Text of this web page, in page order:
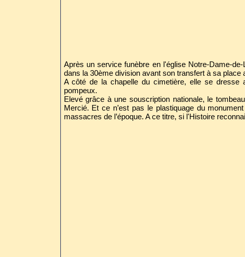
Après un service funèbre en l'église Notre-Dame-
dans la 30ème division avant son transfert à sa
A côté de la chapelle du cimetière, elle se dresse
pompeux.
Elevé grâce à une souscription nationale, le
Mercié. Et ce n’est pas le plastiquage du
massacres de l’époque. A ce titre, si l'Histoire